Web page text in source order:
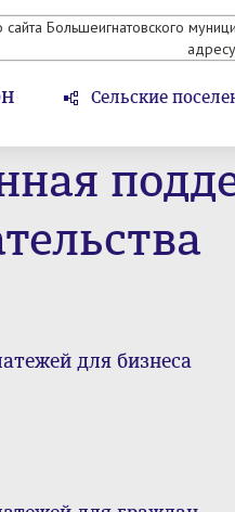
Большеигнатовского
Сельские
для бизнеса